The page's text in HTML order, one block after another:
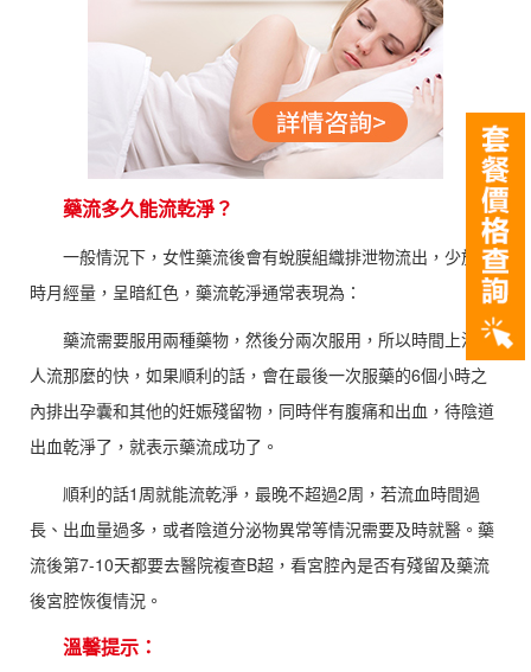
藥流多久能流乾淨？
一般情況下，女性藥流後會有蛻膜組織排泄物流出，少於平
時月經量，呈暗紅色，藥流乾淨通常表現為：
藥流需要服用兩種藥物，然後分兩次服用，所以時間上沒有
人流那麼的快，如果順利的話，會在最後一次服藥的6個小時之
內排出孕囊和其他的妊娠殘留物，同時伴有腹痛和出血，待陰道
出血乾淨了，就表示藥流成功了。
順利的話1周就能流乾淨，最晚不超過2周，若流血時間過
長、出血量過多，或者陰道分泌物異常等情況需要及時就醫。藥
流後第7-10天都要去醫院複查B超，看宮腔內是否有殘留及藥流
後宮腔恢復情況。
溫馨提示：